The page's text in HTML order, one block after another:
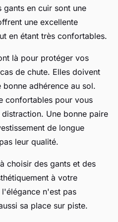
en cuir sont une
une excellente
en étant très confortables.
là pour protéger vos
de chute. Elles doivent
adhérence au sol.
confortables pour vous
Une bonne paire
de longue
leur qualité.
choisir des gants et des
à votre
n'est pas
sa place sur piste.